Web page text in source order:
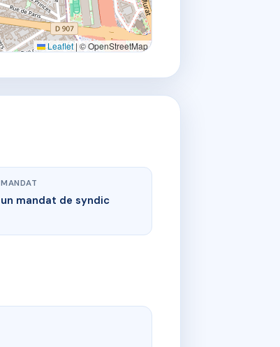
Leaflet | © OpenStreetMap
MANDAT
un mandat de syndic